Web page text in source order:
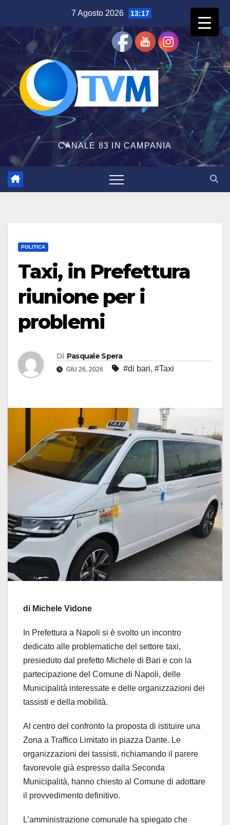
contenuto
7 Agosto 2026 13:17
CANALE 83 IN CAMPANIA
POLITICA
Taxi, in Prefettura
riunione per i
problemi
Di Pasquale Spera
GIU 26, 2026 #di bari, #Taxi
di Michele Vidone
In Prefettura a Napoli si è svolto un incontro
dedicato alle problematiche del settore taxi,
presieduto dal prefetto Michele di Bari e con la
partecipazione del Comune di Napoli, delle
Municipalità interessate e delle organizzazioni dei
tassisti e della mobilità.
Al centro del confronto la proposta di istituire una
Zona a Traffico Limitato in piazza Dante. Le
organizzazioni dei tassisti, richiamando il parere
favorevole già espresso dalla Seconda
Municipalità, hanno chiesto al Comune di adottare
il provvedimento definitivo.
L’amministrazione comunale ha spiegato che